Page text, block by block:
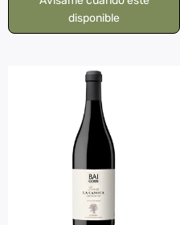
disponible